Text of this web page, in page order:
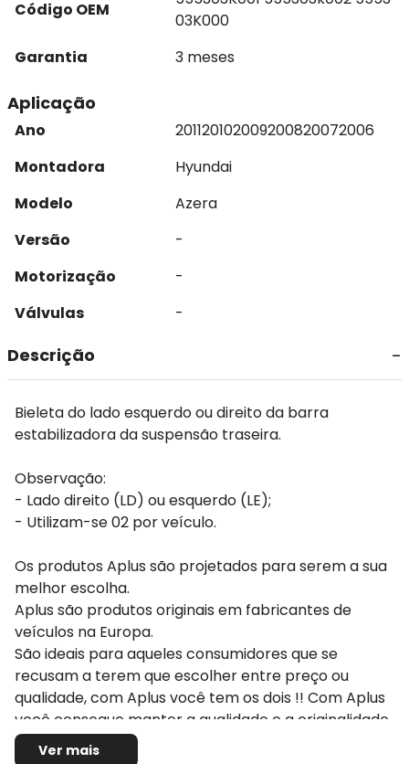
Código OEM
03K000
Garantia
3 meses
Aplicação
Ano 201120102009200820072006
Montadora
Hyundai
Modelo
Azera
Versão
-
Motorização
-
Válvulas
-
Descrição
Bieleta do lado esquerdo ou direito da barra
estabilizadora da suspensão traseira.
Observação:
- Lado direito (LD) ou esquerdo (LE);
- Utilizam-se 02 por veículo.
Os produtos Aplus são projetados para serem a sua
melhor escolha.
Aplus são produtos originais em fabricantes de
veículos na Europa.
São ideais para aqueles consumidores que se
recusam a terem que escolher entre preço ou
qualidade, com Aplus você tem os dois !! Com Aplus
você consegue manter a qualidade e a originalidade
do seu veículo pois eles seguem ou até melhoram os
Ver mais